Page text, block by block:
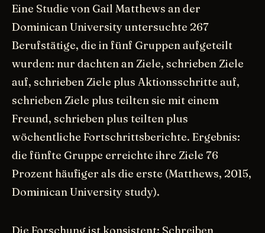
Eine Studie von Gail Matthews an der
Dominican University untersuchte 267
Berufstätige, die in fünf Gruppen aufgeteilt
wurden: nur dachten an Ziele, schrieben Ziele
auf, schrieben Ziele plus Aktionsschritte auf,
schrieben Ziele plus teilten sie mit einem
Freund, schrieben plus teilten plus
wöchentliche Fortschrittsberichte. Ergebnis:
die fünfte Gruppe erreichte ihre Ziele 76
Prozent häufiger als die erste (Matthews, 2015,
Dominican University study).